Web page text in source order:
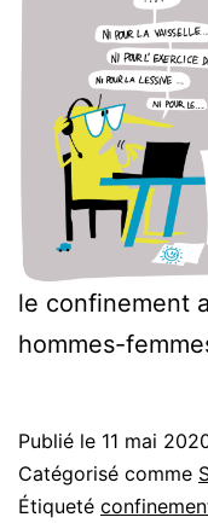
le confinement
hommes-
Publié le 11 mai
Catégorisé comme
Étiqueté